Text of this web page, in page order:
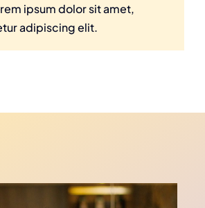
ipsum dolor sit amet,
adipiscing elit.